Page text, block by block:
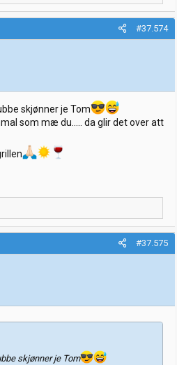
#37.574
skjønner je Tom
som mæ du….. da glir det over att
#37.575
skjønner je Tom